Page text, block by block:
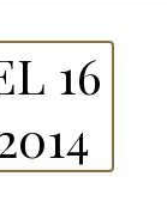
16